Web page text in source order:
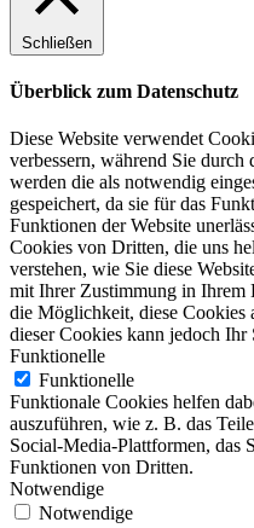
Schließen
Überblick zum Datenschutz
Diese Website verwendet
verbessern, während Sie durch
werden die als notwendig
gespeichert, da sie für das
Funktionen der Website
Cookies von Dritten, die uns
verstehen, wie Sie diese
mit Ihrer Zustimmung in Ihrem
die Möglichkeit, diese Cookies
dieser Cookies kann jedoch Ihr
Funktionelle
Funktionelle
Funktionale Cookies helfen
auszuführen, wie z. B. das
Social-Media-Plattformen, das
Funktionen von Dritten.
Notwendige
Notwendige